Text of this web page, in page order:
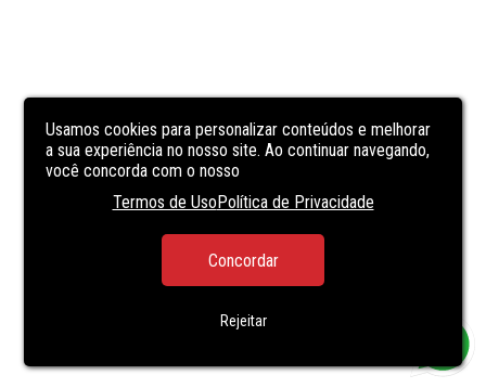
Usamos cookies para personalizar conteúdos e melhorar
a sua experiência no nosso site. Ao continuar navegando,
você concorda com o nosso
Termos de UsoPolítica de Privacidade
Concordar
Rejeitar